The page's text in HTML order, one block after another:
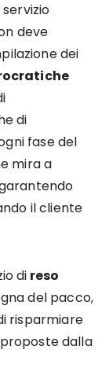
deve
dei
di
fase del
mira a
il cliente
di reso
del pacco,
risparmiare
dalla